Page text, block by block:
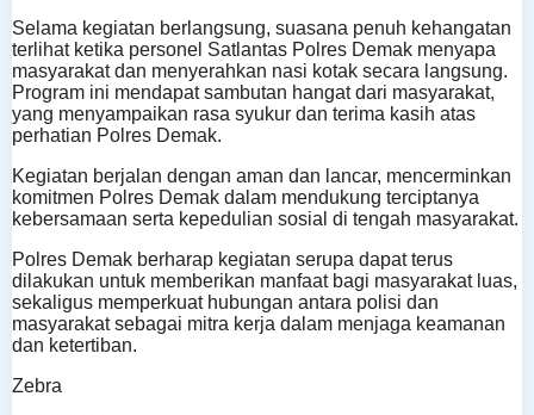
Selama kegiatan berlangsung, suasana penuh kehangatan
terlihat ketika personel Satlantas Polres Demak menyapa
masyarakat dan menyerahkan nasi kotak secara langsung.
Program ini mendapat sambutan hangat dari masyarakat,
yang menyampaikan rasa syukur dan terima kasih atas
perhatian Polres Demak.
Kegiatan berjalan dengan aman dan lancar, mencerminkan
komitmen Polres Demak dalam mendukung terciptanya
kebersamaan serta kepedulian sosial di tengah masyarakat.
Polres Demak berharap kegiatan serupa dapat terus
dilakukan untuk memberikan manfaat bagi masyarakat luas,
sekaligus memperkuat hubungan antara polisi dan
masyarakat sebagai mitra kerja dalam menjaga keamanan
dan ketertiban.
Zebra